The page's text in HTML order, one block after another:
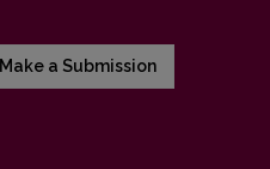
Make a Submission